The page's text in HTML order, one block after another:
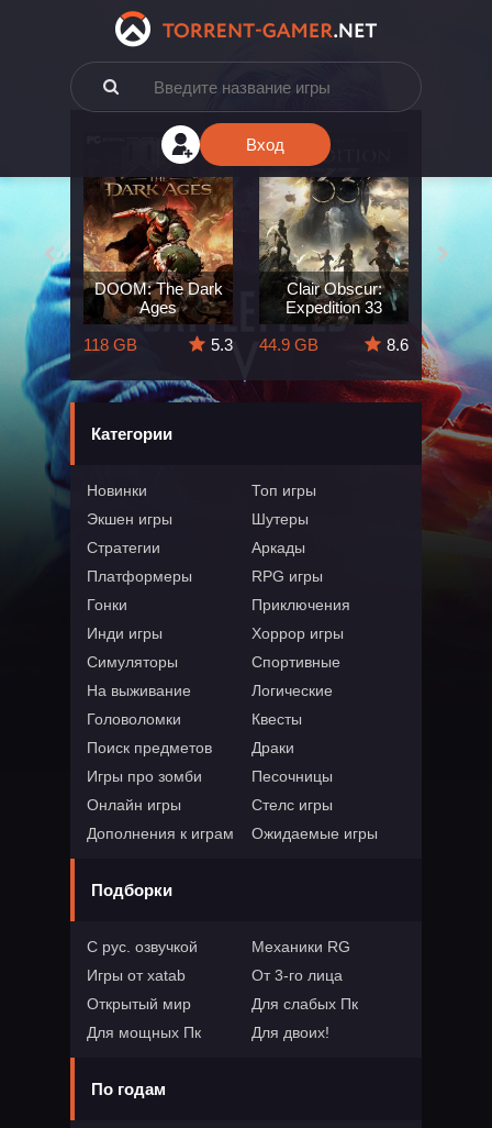
Вход
The
5.7
DOOM: The Dark
Ages
118 GB
5.3
Clair Obscur:
Expedition 33
44.9 GB
8.6
164 GB
Категории
Новинки
Топ игры
Экшен игры
Шутеры
Стратегии
Аркады
Платформеры
RPG игры
Гонки
Приключения
Инди игры
Хоррор игры
Симуляторы
Спортивные
На выживание
Логические
Головоломки
Квесты
Поиск предметов
Драки
Игры про зомби
Песочницы
Онлайн игры
Стелс игры
Дополнения к играм
Ожидаемые игры
Подборки
С рус. озвучкой
Механики RG
Игры от xatab
От 3-го лица
Открытый мир
Для слабых Пк
Для мощных Пк
Для двоих!
По годам